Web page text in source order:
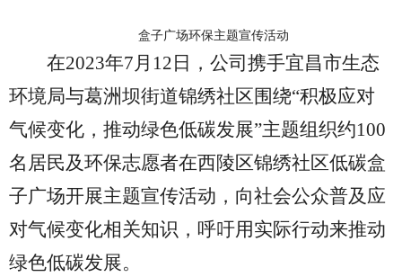
盒子广场环保主题宣传活动
在2023年7月 12日 ， 公司携手宜昌市生态
环境局与葛洲坝街道锦绣社区围绕“积极应对
气候变化， 推动绿色低碳发展”主题组织约100
名居民及环保志愿者在西陵区锦绣社区低碳盒
子广场开展主题宣传活动， 向社会公众普及应
对气候变化相关知识，呼吁用实际行动来推动
绿色低碳发展。